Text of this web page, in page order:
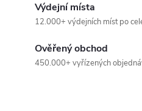
Výdejní místa
12.000+ výdejních míst po
Ověřený obchod
450.000+ vyřízených